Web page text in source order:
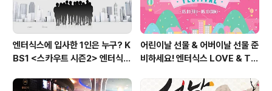
엔터식스에 입사한 1인은 누구? K
BS1 <스카우트 시즌2> 엔터식스
어린이날 선물 & 어버이날 선물 준
비하세요! 엔터식스 LOVE & TH
~ 05.10]